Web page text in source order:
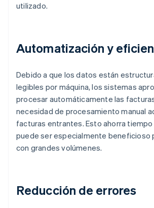
utilizado.
Automatización y
Debido a que los datos están
legibles por máquina, los sistemas
procesar automáticamente las
necesidad de procesamiento manual
facturas entrantes. Esto ahorra
puede ser especialmente beneficioso
con grandes volúmenes.
Reducción de errores